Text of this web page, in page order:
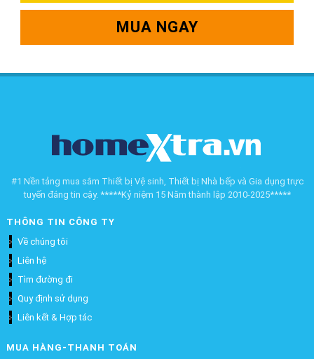
MUA NGAY
#1 Nền tảng mua sắm Thiết bị Vệ sinh, Thiết bị Nhà bếp và Gia dụng trực
tuyến đáng tin cậy. *****Kỷ niệm 15 Năm thành lập 2010-2025*****
THÔNG TIN CÔNG TY
Về chúng tôi
Liên hệ
Tìm đường đi
Quy định sử dụng
Liên kết & Hợp tác
MUA HÀNG-THANH TOÁN